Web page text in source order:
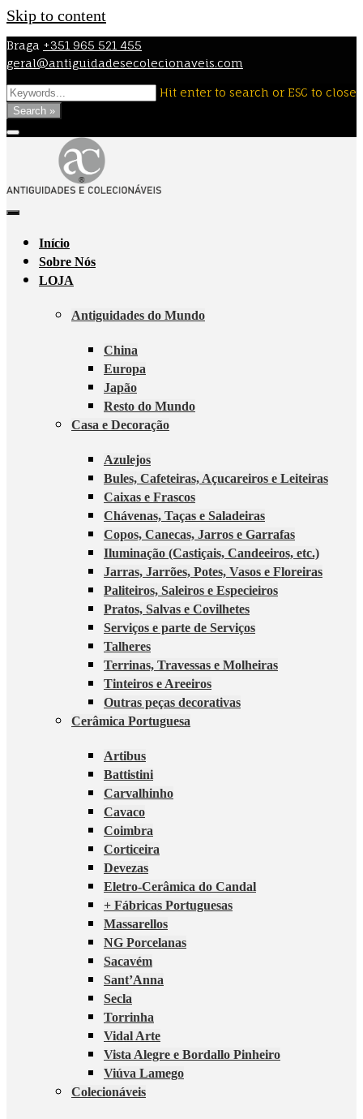
Skip to content
Braga +351 965 521 455
geral@antiguidadesecolecionaveis.com
Hit enter to search or ESC to close
Search »
Início
Sobre Nós
LOJA
Antiguidades do Mundo
China
Europa
Japão
Resto do Mundo
Casa e Decoração
Azulejos
Bules, Cafeteiras, Açucareiros e Leiteiras
Caixas e Frascos
Chávenas, Taças e Saladeiras
Copos, Canecas, Jarros e Garrafas
Iluminação (Castiçais, Candeeiros, etc.)
Jarras, Jarrões, Potes, Vasos e Floreiras
Paliteiros, Saleiros e Especieiros
Pratos, Salvas e Covilhetes
Serviços e parte de Serviços
Talheres
Terrinas, Travessas e Molheiras
Tinteiros e Areeiros
Outras peças decorativas
Cerâmica Portuguesa
Artibus
Battistini
Carvalhinho
Cavaco
Coimbra
Corticeira
Devezas
Eletro-Cerâmica do Candal
+ Fábricas Portuguesas
Massarellos
NG Porcelanas
Sacavém
Sant’Anna
Secla
Torrinha
Vidal Arte
Vista Alegre e Bordallo Pinheiro
Viúva Lamego
Colecionáveis